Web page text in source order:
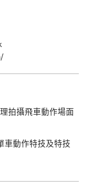
拍攝飛車動作場面
車動作特技及特技